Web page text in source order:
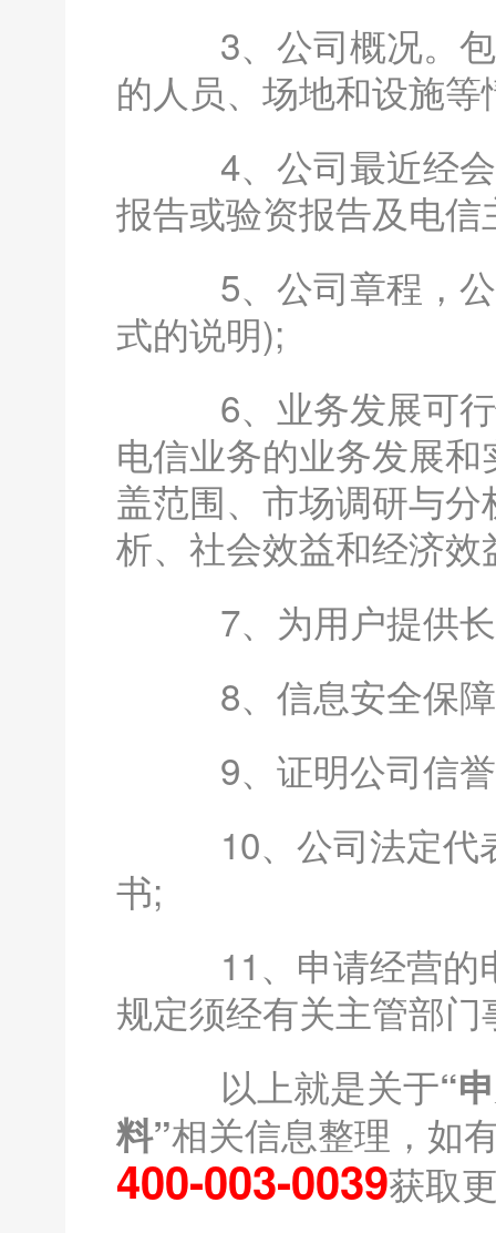
3、公司概况。包
的人员、场地和设施
4、公司最近经会
报告或验资报告及电
5、公司章程，公
式的说明);
6、业务发展可行
电信业务的业务发展
盖范围、市场调研与
析、社会效益和经济效
7、为用户提供长
8、信息安全保
9、证明公司信誉
10、公司法定代
书;
11、申请经营的
规定须经有关主管部
以上就是关于“
料”相关信息整理，如
400-003-0039获取